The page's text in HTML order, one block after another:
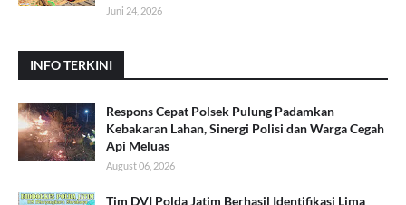
Juni 24, 2026
INFO TERKINI
Respons Cepat Polsek Pulung Padamkan
Kebakaran Lahan, Sinergi Polisi dan Warga Cegah
Api Meluas
August 06, 2026
Tim DVI Polda Jatim Berhasil Identifikasi Lima